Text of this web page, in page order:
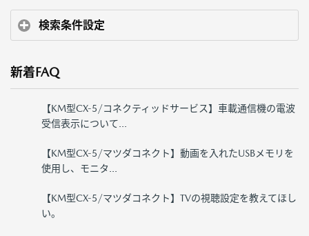
検索条件設定
新着FAQ
【KM型CX-5/コネクティッドサービス】車載通信機の電波
受信表示について...
【KM型CX-5/マツダコネクト】動画を入れたUSBメモリを
使用し、モニタ...
【KM型CX-5/マツダコネクト】TVの視聴設定を教えてほし
い。